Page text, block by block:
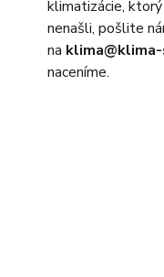
klimatizácie,
nenašli, pošlite
na
naceníme.